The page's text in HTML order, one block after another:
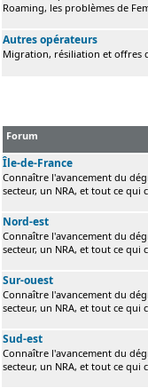
Roaming, les problèmes de
Autres opérateurs
Migration, résiliation et offres
Forum
Île-de-France
Connaître l'avancement du
secteur, un NRA, et tout ce qui
Nord-est
Connaître l'avancement du
secteur, un NRA, et tout ce qui
Sur-ouest
Connaître l'avancement du
secteur, un NRA, et tout ce qui
Sud-est
Connaître l'avancement du
secteur, un NRA, et tout ce qui